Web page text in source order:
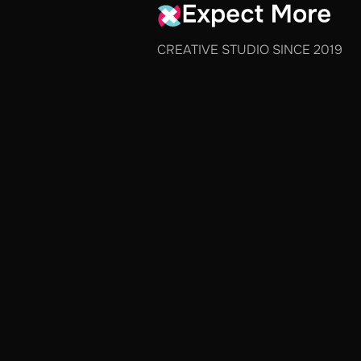
CREATIVE STUDIO SINCE 2019